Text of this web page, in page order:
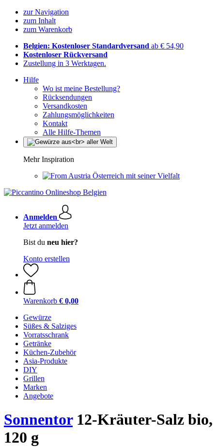
zur Navigation
zum Inhalt
zum Warenkorb
Belgien: Kostenloser Standardversand ab € 54,90
Kostenloser Rückversand
Zustellung in 3 Werktagen.
Hilfe
Wo ist meine Bestellung?
Rücksendungen
Versandkosten
Zahlungsmöglichkeiten
Kontakt
Alle Hilfe-Themen
Mehr Inspiration
Österreich mit seiner Vielfalt
Anmelden
Jetzt anmelden
Bist du neu hier?
Konto erstellen
Warenkorb € 0,00
Gewürze
Süßes & Salziges
Vorratsschrank
Getränke
Küchen-Zubehör
Asia-Produkte
DIY
Grillen
Marken
Angebote
Sonnentor12-Kräuter-Salz bio,
120 g